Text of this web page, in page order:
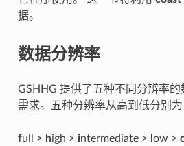
据。
数据分辨率
GSHHG 提供了五种不同分辨率
需求。五种分辨率从高到低分别为
full > high > intermediate > ow >